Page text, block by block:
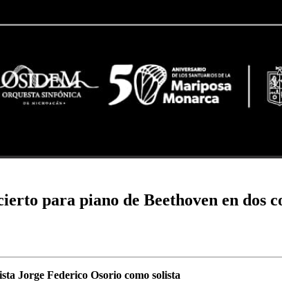
para piano de Beethoven en dos
Jorge Federico Osorio como solista